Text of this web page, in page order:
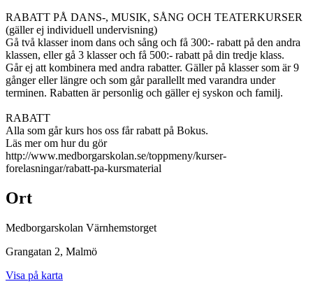
RABATT PÅ DANS-, MUSIK, SÅNG OCH TEATERKURSER
(gäller ej individuell undervisning)
Gå två klasser inom dans och sång och få 300:- rabatt på den andra
klassen, eller gå 3 klasser och få 500:- rabatt på din tredje klass.
Går ej att kombinera med andra rabatter. Gäller på klasser som är 9
gånger eller längre och som går parallellt med varandra under
terminen. Rabatten är personlig och gäller ej syskon och familj.
RABATT
Alla som går kurs hos oss får rabatt på Bokus.
Läs mer om hur du gör
http://www.medborgarskolan.se/toppmeny/kurser-
forelasningar/rabatt-pa-kursmaterial
Ort
Medborgarskolan Värnhemstorget
Grangatan 2, Malmö
Visa på karta